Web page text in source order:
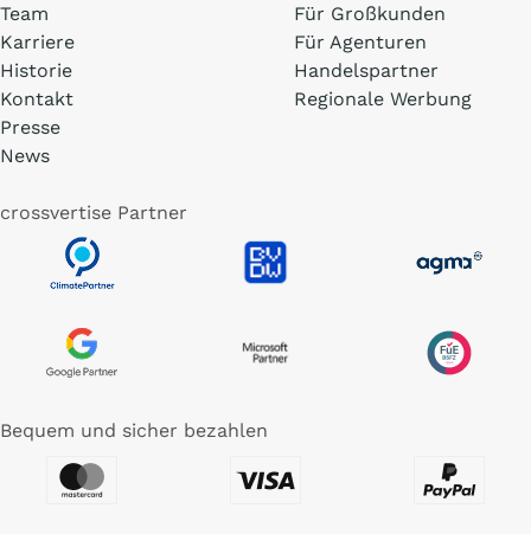
Team
Karriere
Historie
Kontakt
Presse
News
Für Großkunden
Für Agenturen
Handelspartner
Regionale Werbung
crossvertise Partner
Bequem und sicher bezahlen